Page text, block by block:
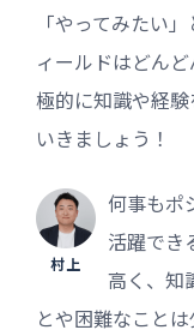
「やってみたい
ィールドはどん
極的に知識や経
いきましょう！
村上
何事もポ
活躍でき
高く、知
とや困難なこと